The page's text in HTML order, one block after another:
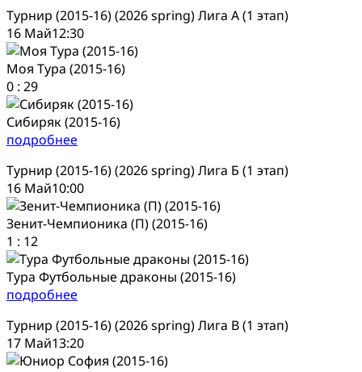
Турнир (2015-16) (2026 spring) Лига А (1 этап)
16 Май12:30
Моя Тура (2015-16)
0 : 29
Сибиряк (2015-16)
подробнее
Турнир (2015-16) (2026 spring) Лига Б (1 этап)
16 Май10:00
Зенит-Чемпионика (П) (2015-16)
1 : 12
Тура Футбольные драконы (2015-16)
подробнее
Турнир (2015-16) (2026 spring) Лига В (1 этап)
17 Май13:20